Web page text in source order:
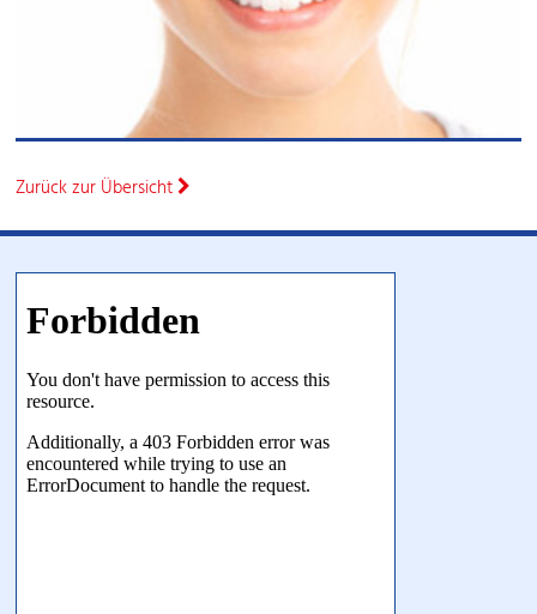
Zurück zur Übersicht